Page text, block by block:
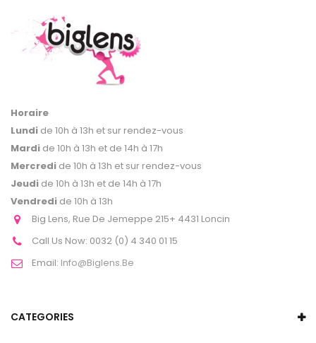
Horaire
Lundi de 10h à 13h et sur rendez-vous
Mardi de 10h à 13h et de 14h à 17h
Mercredi de 10h à 13h et sur rendez-vous
Jeudi de 10h à 13h et de 14h à 17h
Vendredi de 10h à 13h
Big Lens, Rue De Jemeppe 215+ 4431 Loncin
Call Us Now: 0032 (0) 4 340 01 15
Email: Info@biglens.be
CATEGORIES